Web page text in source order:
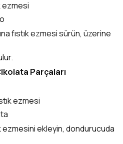
ezmesi
fıstık ezmesi sürün, üzerine
Parçaları
ezmesi
ezmesini ekleyin, dondurucuda